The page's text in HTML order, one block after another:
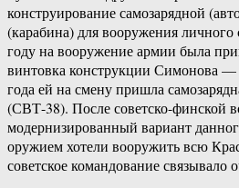
конструирование самозарядной
(карабина) для вооружения
году на вооружение армии была
винтовка конструкции Симонова
года ей на смену пришла
(СВТ-38). После советско-финской
модернизированный вариант
оружием хотели вооружить всю
советское командование